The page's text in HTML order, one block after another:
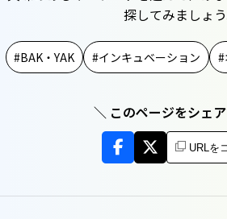
探してみましょう
BAK・YAK インキュベーション
＼ このページをシェ
URLを